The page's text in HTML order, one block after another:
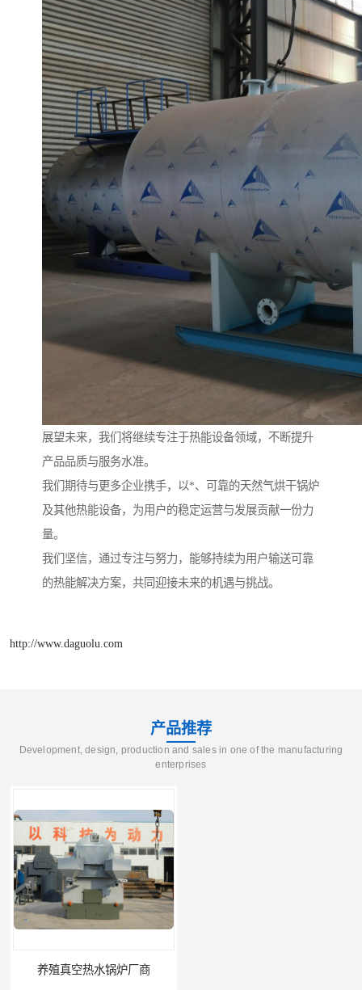
展望未来，我们将继续专注于热能设备领域，不断提升
产品品质与服务水准。
我们期待与更多企业携手，以*、可靠的天然气烘干锅炉
及其他热能设备，为用户的稳定运营与发展贡献一份力
量。
我们坚信，通过专注与努力，能够持续为用户输送可靠
的热能解决方案，共同迎接未来的机遇与挑战。
http://www.daguolu.com
产品推荐
Development, design, production and sales in one of the manufacturing
enterprises
养殖真空热水锅炉厂商